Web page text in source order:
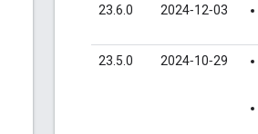
23.6.0 2024‑12‑03
23.5.0 2024‑10‑29